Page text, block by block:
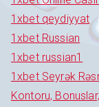
1xbet qeydiyyat
1xbet Russian
1xbet russian1
1xbet Seyrək
Kontoru,